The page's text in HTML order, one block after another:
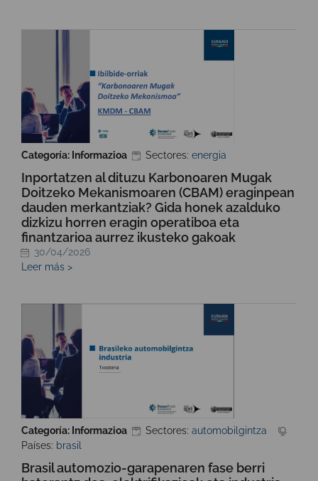
Categoría: Informazioa Sectores: energia
Inportatzen al dituzu Karbonoaren Mugak
Doitzeko Mekanismoaren (CBAM) eraginpean
dauden merkantziak? Gida honek azalduko
dizkizu horren eragin operatiboa eta
finantzarioa aurrez ikusteko gakoak
30/04/2026
Leer más >
Categoría: Informazioa Sectores: automobilgintza
Países: brasil
Brasil automozio-garapenaren fase berri